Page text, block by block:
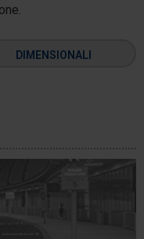
DIMENSIONALI